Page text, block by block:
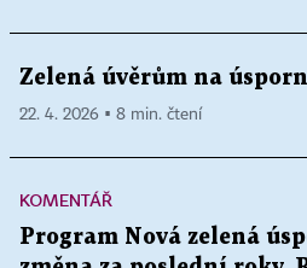
Zelená úvěrům na
22. 4. 2026 ▪ 8 min. čtení
KOMENTÁŘ
Program Nová zelená